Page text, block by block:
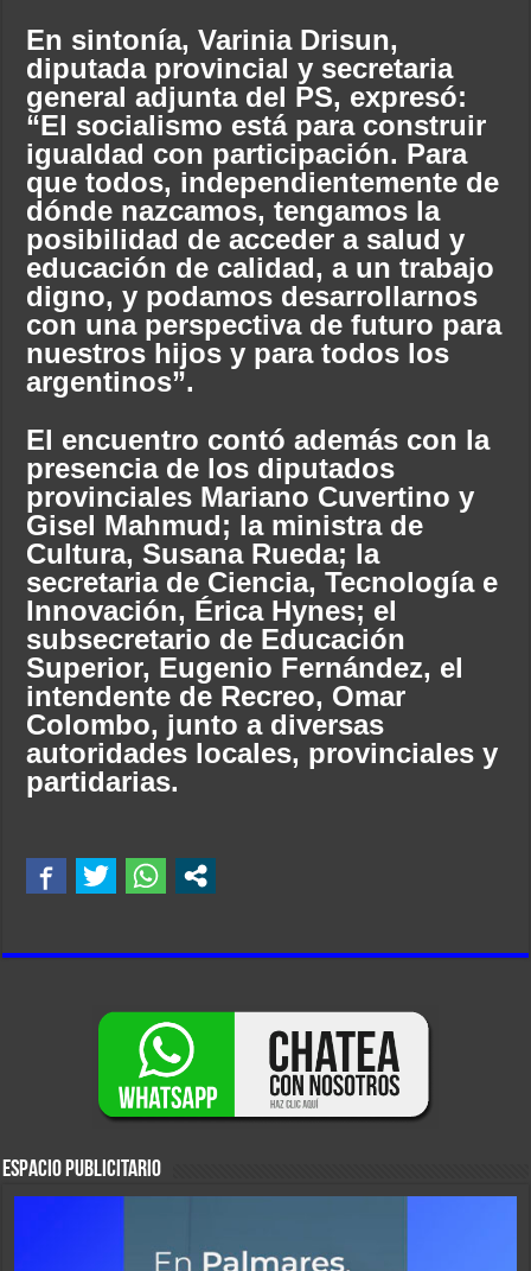
En sintonía, Varinia Drisun,
diputada provincial y secretaria
general adjunta del PS, expresó:
“El socialismo está para construir
igualdad con participación. Para
que todos, independientemente de
dónde nazcamos, tengamos la
posibilidad de acceder a salud y
educación de calidad, a un trabajo
digno, y podamos desarrollarnos
con una perspectiva de futuro para
nuestros hijos y para todos los
argentinos”.
El encuentro contó además con la
presencia de los diputados
provinciales Mariano Cuvertino y
Gisel Mahmud; la ministra de
Cultura, Susana Rueda; la
secretaria de Ciencia, Tecnología e
Innovación, Érica Hynes; el
subsecretario de Educación
Superior, Eugenio Fernández, el
intendente de Recreo, Omar
Colombo, junto a diversas
autoridades locales, provinciales y
partidarias.
ESPACIO PUBLICITARIO